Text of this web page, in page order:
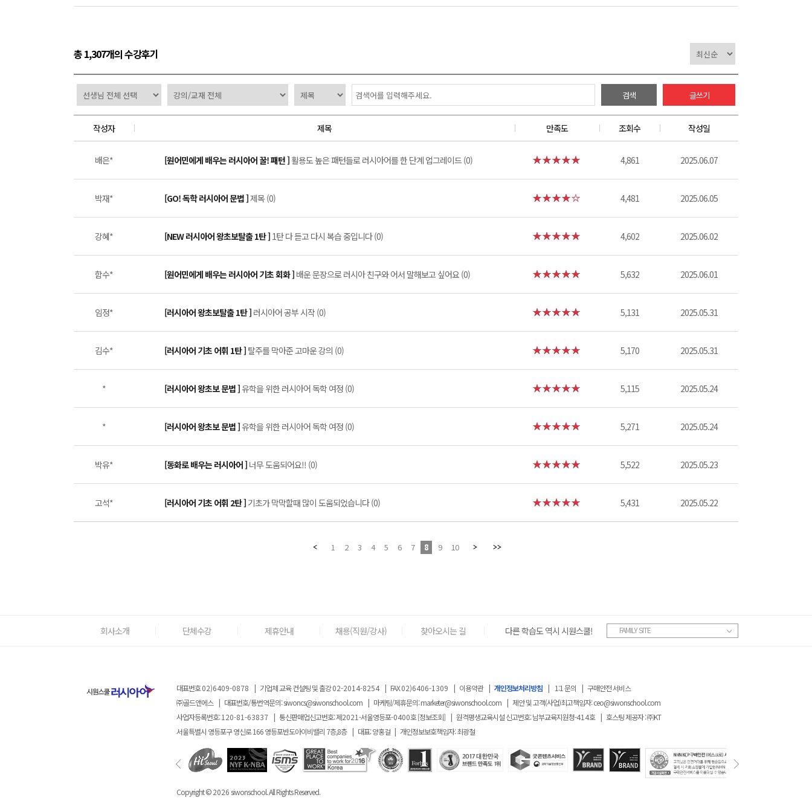
총 1,307개의 수강후기
검색 글쓰기
작성자 제목 만족도 조회수 작성일
배은* [원어민에게 배우는 러시아어 꿀! 패턴 ]활용도 높은 패턴들로 러시아어를 한 단계 업그레이드 (0) 4,861 2025.06.07
박재* [GO! 독학 러시아어 문법 ]제목 (0) 4,481 2025.06.05
강혜* [NEW 러시아어 왕초보탈출 1탄 ] 1탄 다 듣고 다시 복습 중입니다 (0) 4,602 2025.06.02
함수* [원어민에게 배우는 러시아어 기초 회화 ] 배운 문장으로 러시아 친구와 어서 말해보고 싶어요 (0) 5,632 2025.06.01
임정* [러시아어 왕초보탈출 1탄 ] 러시아어 공부 시작 (0) 5,131 2025.05.31
김수* [러시아어 기초 어휘 1탄 ] 탈주를 막아준 고마운 강의 (0) 5,170 2025.05.31
* [러시아어 왕초보 문법 ]유학을 위한 러시아어 독학 여정 (0) 5,115 2025.05.24
* [러시아어 왕초보 문법 ]유학을 위한 러시아어 독학 여정 (0) 5,271 2025.05.24
박유* [동화로 배우는 러시아어 ] 너무 도움되어요!! (0) 5,522 2025.05.23
고석* [러시아어 기초 어휘 2탄 ] 기초가 막막할때 많이 도움되었습니다 (0) 5,431 2025.05.22
1 2 3 4 5 6 7 8 9 10
회사소개 단체수강 제휴안내 채용(직원/강사) 찾아오시는 길 다른 학습도 역시 시원스쿨! FAMILY SITE
대표번호02)6409-0878 | 기업체 교육 컨설팅 및 출강02-2014-8254 | FAX02)6406-1309 | 이용약관 | 개인정보처리방침 | 1:1 문의 | 구매안전 서비스
㈜골드앤에스 | 대표번호/통번역문의:siwoncs@siwonschool.com | 마케팅/제휴문의:marketer@siwonschool.com | 제안 및 고객(사업)최고책임자:ceo@siwonschool.com
사업자등록번호:120-81-63837 | 통신판매업신고번호: 제2021-서울영등포-0400호[정보조회] | 원격평생교육시설 신고번호: 남부교육지원청-414호 | 호스팅 제공자 : ㈜KT
서울특별시 영등포구 영신로 166 영등포반도아이비밸리 7층,8층 | 대표: 양홍걸 | 개인정보보호책임자: 최광철
Copyright ©2026siwonschool. All Rights Reserved.